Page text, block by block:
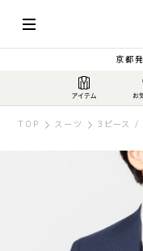
京都
TOP スーツ 3ピース /